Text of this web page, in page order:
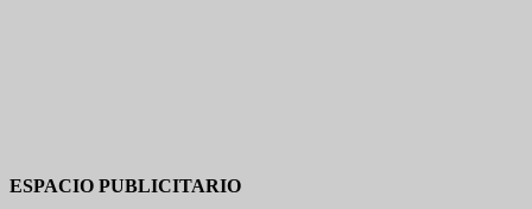
ESPACIO PUBLICITARIO